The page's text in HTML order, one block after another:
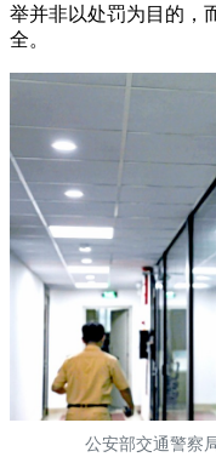
举并非以处罚为目的，
全。
公安部交通警察